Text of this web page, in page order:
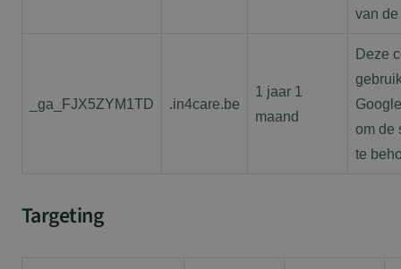
van de
_ga_FJX5ZYM1TD .in4care.be
1 jaar 1
maand
Deze
om de
te
Targeting